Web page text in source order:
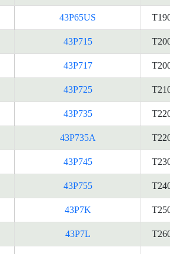
43P65US
43P715
43P717
43P725
43P735
43P735A
43P745
43P755
43P7K
43P7L